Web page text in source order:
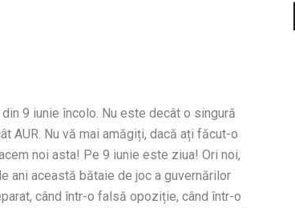
9 iunie încolo. Nu este decât o singură
AUR. Nu vă mai amăgiți, dacă ați făcut-o
noi asta! Pe 9 iunie este ziua! Ori noi,
ani această bătaie de joc a guvernărilor
când într-o falsă opoziție, când într-o